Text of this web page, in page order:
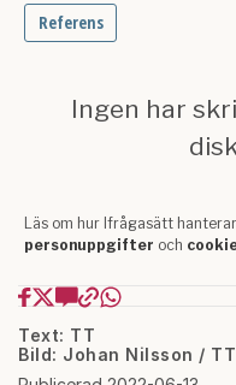
Text: TT
Bild: Johan Nilsson / TT